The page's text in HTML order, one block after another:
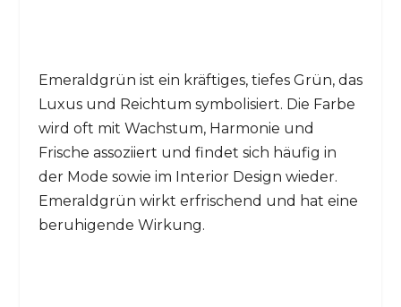
Emeraldgrün ist ein kräftiges, tiefes Grün, das
Luxus und Reichtum symbolisiert. Die Farbe
wird oft mit Wachstum, Harmonie und
Frische assoziiert und findet sich häufig in
der Mode sowie im Interior Design wieder.
Emeraldgrün wirkt erfrischend und hat eine
beruhigende Wirkung.